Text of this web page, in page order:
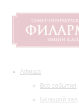
Афиша
Все события
Большой зал